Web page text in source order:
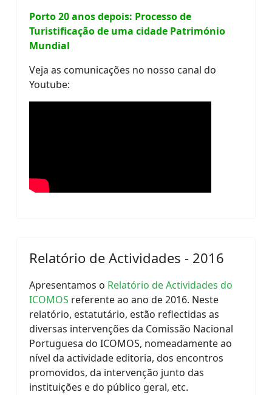
Porto 20 anos depois: Processo de
Turistificação de uma cidade Património
Mundial
Veja as comunicações no nosso canal do
Youtube:
Relatório de Actividades - 2016
Apresentamos o Relatório de Actividades do
ICOMOS referente ao ano de 2016. Neste
relatório, estatutário, estão reflectidas as
diversas intervenções da Comissão Nacional
Portuguesa do ICOMOS, nomeadamente ao
nível da actividade editoria, dos encontros
promovidos, da intervenção junto das
instituições e do público geral, etc.